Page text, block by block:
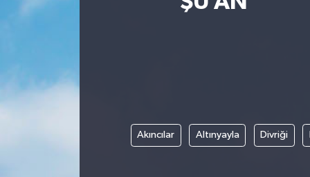
Akıncılar Altınyayla Divriği
RESMİ İLANLAR